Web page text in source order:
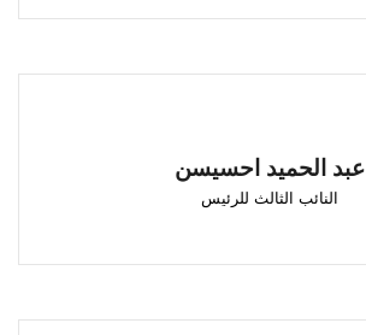
عبد الحميد احسيسن
النائب الثالث للرئيس
العرائش